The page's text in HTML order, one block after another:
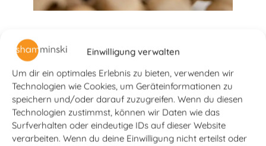
Einwilligung verwalten
Um dir ein optimales Erlebnis zu bieten, verwenden wir
Technologien wie Cookies, um Geräteinformationen zu
speichern und/oder darauf zuzugreifen. Wenn du diesen
Technologien zustimmst, können wir Daten wie das
Surfverhalten oder eindeutige IDs auf dieser Website
verarbeiten. Wenn du deine Einwilligung nicht erteilst oder
Newsletter
Bleib in Verbindung und bekomme
aktuelle Termine und Impulse aus
Yoga, Sound Healing & Bhakti in
dein Postfach.